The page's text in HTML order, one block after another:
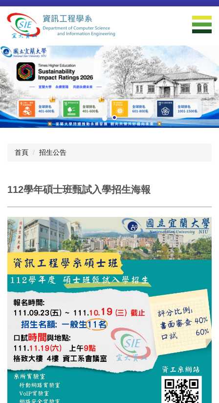
跳
到
主
內
容
區
首頁 招生公告
112學年碩士班甄試入學招生海報